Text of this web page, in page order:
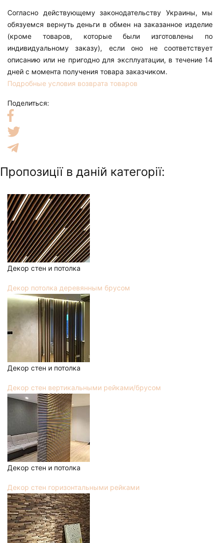
Согласно действующему законодательству Украины, мы
обязуемся вернуть деньги в обмен на заказанное изделие
(кроме товаров, которые были изготовлены по
индивидуальному заказу), если оно не соответствует
описанию или не пригодно для эксплуатации, в течение 14
дней с момента получения товара заказчиком.
Подробные условия возврата товаров
Поделиться:
Пропозиції в даній категорії:
Декор стен и потолка
Декор потолка деревянным брусом
Декор стен и потолка
Декор стен вертикальными рейками/брусом
Декор стен и потолка
Декор стен горизонтальными рейками